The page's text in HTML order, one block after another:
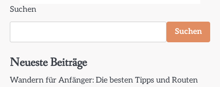
Suchen
Suchen
Neueste Beiträge
Wandern für Anfänger: Die besten Tipps und Routen